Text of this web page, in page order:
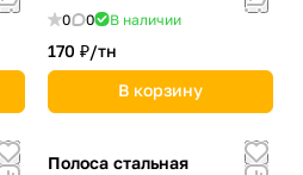
0 0 В наличии
170 ₽/тн
В корзину
Полоса стальная